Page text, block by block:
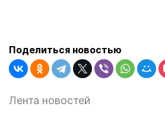
Поделиться новостью
Лента новостей